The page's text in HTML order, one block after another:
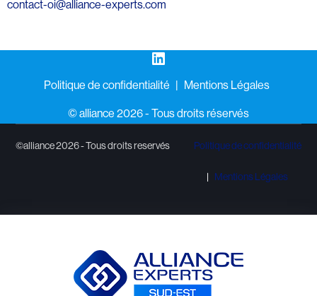
contact-oi@alliance-experts.com
LinkedIn
Politique de confidentialité
Mentions Légales
©️ alliance 2026 - Tous droits réservés
©alliance 2026 - Tous droits reservés Politique de confidentialité
Mentions Légales